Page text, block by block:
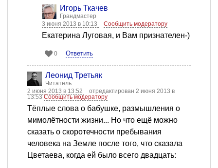
Игорь Ткачев
Грандмастер
3 июня 2013 в 10:13
Сообщить модератору
Екатерина Луговая, и Вам признателен-)
0 Ответить
Леонид Третьяк
Читатель
2 июня 2013 в 13:52
отредактирован 2 июня 2013 в
13:53Сообщить модератору
Тёплые слова о бабушке, размышления о
мимолётности жизни... Но что ещё можно
сказать о скоротечности пребывания
человека на Земле после того, что сказала
Цветаева, когда ей было всего двадцать: